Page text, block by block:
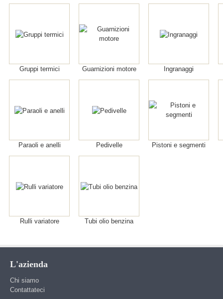
Gruppi termici Guarnizioni motore Ingranaggi
Paraoli e anelli Pedivelle Pistoni e segmenti
Rulli variatore Tubi olio benzina
L'azienda
Chi siamo
Contattateci